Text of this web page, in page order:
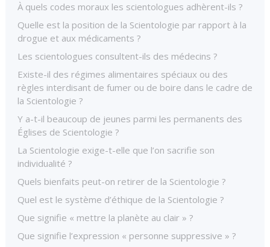
À quels codes moraux les scientologues adhèrent-ils ?
Quelle est la position de la Scientologie par rapport à la
drogue et aux médicaments ?
Les scientologues consultent-ils des médecins ?
Existe-il des régimes alimentaires spéciaux ou des
règles interdisant de fumer ou de boire dans le cadre de
la Scientologie ?
Y a-t-il beaucoup de jeunes parmi les permanents des
Églises de Scientologie ?
La Scientologie exige-t-elle que l’on sacrifie son
individualité ?
Quels bienfaits peut-on retirer de la Scientologie ?
Quel est le système d’éthique de la Scientologie ?
Que signifie « mettre la planète au clair » ?
Que signifie l’expression « personne suppressive » ?